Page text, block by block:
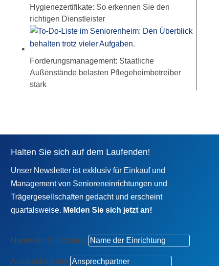
Hygienezertifikate: So erkennen Sie den
richtigen Dienstleister
Forderungsmanagement: Staatliche
Außenstände belasten Pflegeheimbetreiber
stark
Halten Sie sich auf dem Laufenden!
Unser Newsletter ist exklusiv für Einkauf und
Management von Senioreneinrichtungen und
Trägergesellschaften gedacht und erscheint
quartalsweise. Melden Sie sich jetzt an!
Name der Einrichtung
Ansprechpartner